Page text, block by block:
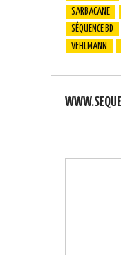
SARBACANE
SÉQUENCE BD
VEHLMANN